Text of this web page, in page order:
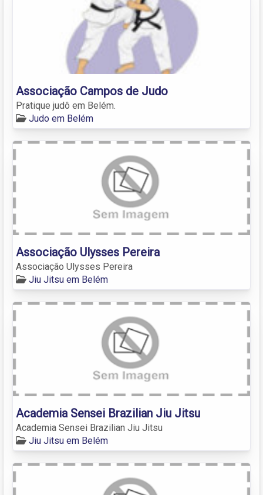
Associação Campos de Judo
Pratique judô em Belém.
Judo em Belém
Associação Ulysses Pereira
Associação Ulysses Pereira
Jiu Jitsu em Belém
Academia Sensei Brazilian Jiu Jitsu
Academia Sensei Brazilian Jiu Jitsu
Jiu Jitsu em Belém